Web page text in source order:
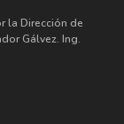
la Dirección de
Gálvez. Ing.